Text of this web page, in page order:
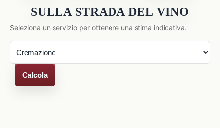
SULLA STRADA DEL VINO
Seleziona un servizio per ottenere una stima indicativa.
Calcola